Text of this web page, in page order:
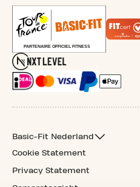
Basic-Fit Nederland
Cookie Statement
Privacy Statement